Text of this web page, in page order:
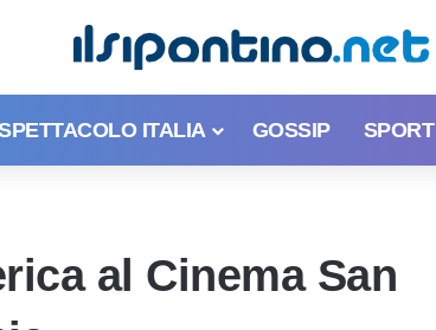
ITALIA GOSSIP SPORT
al Cinema San